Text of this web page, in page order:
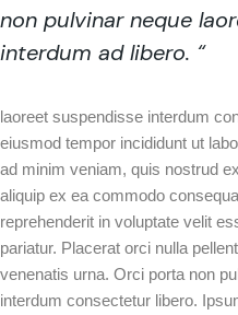
non pulvinar neque
interdum ad libero. “
laoreet suspendisse interdum
eiusmod tempor incididunt ut
ad minim veniam, quis nostrud
aliquip ex ea commodo
reprehenderit in voluptate velit
pariatur. Placerat orci nulla
venenatis urna. Orci porta non
interdum consectetur libero.